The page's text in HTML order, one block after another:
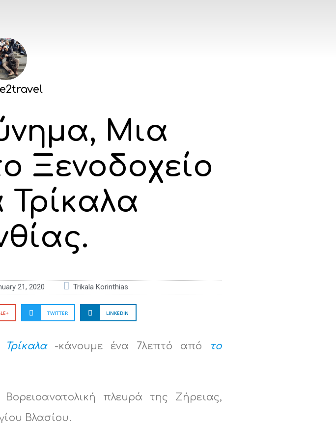
Μια
Ξενοδοχείο
21, 2020 Trikala Korinthias
TWITTER LINKEDIN
-κάνουμε ένα 7λεπτό από
το
πλευρά της Ζήρειας,
Βλασίου.